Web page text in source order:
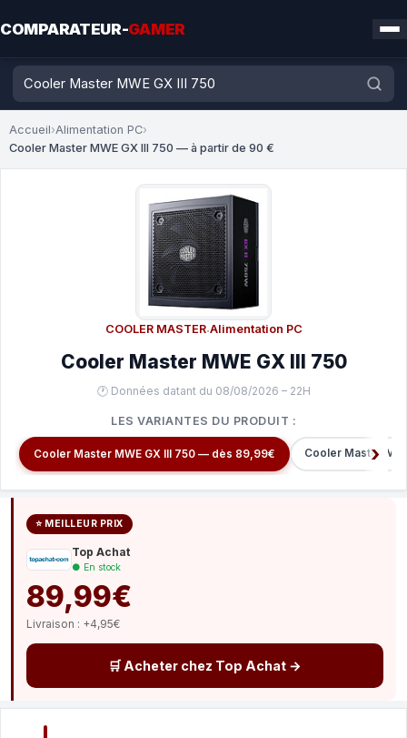
COMPARATEUR-GAMER
Accueil›Alimentation PC›
Cooler Master MWE GX III 750 — à partir de 90 €
COOLER MASTER·Alimentation PC
Cooler Master MWE GX III 750
🕐 Données datant du 08/08/2026 – 22H
LES VARIANTES DU PRODUIT :
Cooler Master MWE GX III 750 — dès 89,99€ Cooler Master
⭐ MEILLEUR PRIX
Top Achat
● En stock
89,99€
Livraison : +4,95€
🛒 Acheter chez Top Achat →